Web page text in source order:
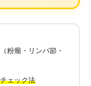
（粉瘤・リンパ節・
ェック法